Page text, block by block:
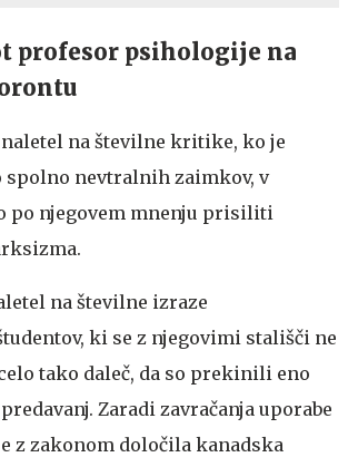
profesor psihologije na
na številne kritike, ko je
spolno nevtralnih zaimkov, v
po njegovem mnenju prisiliti
na številne izraze
ki se z njegovimi stališči ne
tako daleč, da so prekinili eno
Zaradi zavračanja uporabe
z zakonom določila kanadska